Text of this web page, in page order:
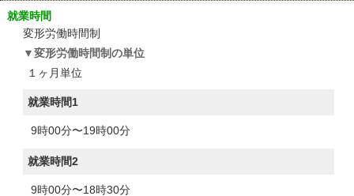
就業時間
変形労働時間制
変形労働時間制の単位
１ヶ月単位
就業時間1
9時00分〜19時00分
就業時間2
9時00分〜18時30分